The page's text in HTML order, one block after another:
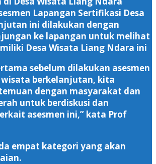
Lapangan Sertifikasi Desa
ini dilakukan dengan
ke lapangan untuk melihat
Desa Wisata Liang Ndara ini
sebelum dilakukan asesmen
berkelanjutan, kita
dengan masyarakat dan
untuk berdiskusi dan
asesmen ini,” kata Prof
empat kategori yang akan